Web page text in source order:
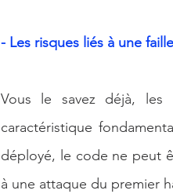
- Les risques liés à une
Vous le savez déjà, les
caractéristique
déployé, le code ne peut
à une attaque du premier